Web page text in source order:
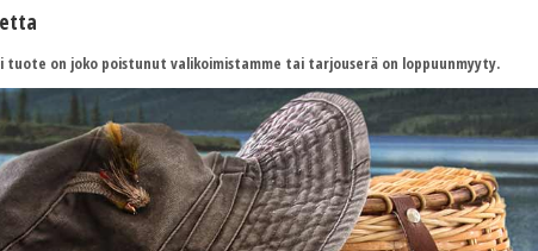
tuote on joko poistunut valikoimistamme tai tarjouserä on loppuunmyyty.